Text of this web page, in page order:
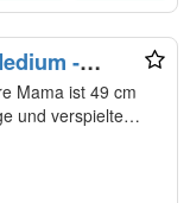
-
Mama ist 49 cm
und verspielte…